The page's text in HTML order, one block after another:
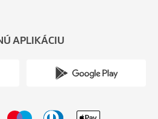
APLIKÁCIU